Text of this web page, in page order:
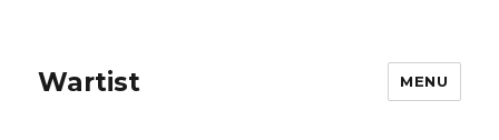
Wartist MENU